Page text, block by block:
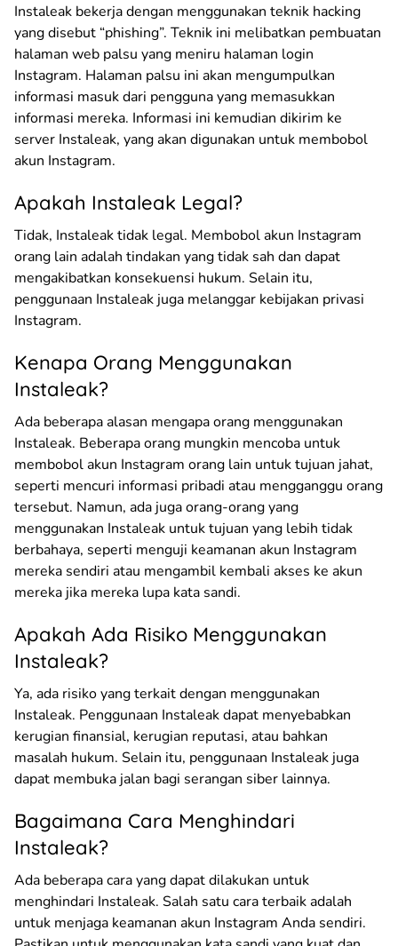
Instaleak bekerja dengan menggunakan teknik hacking
yang disebut “phishing”. Teknik ini melibatkan pembuatan
halaman web palsu yang meniru halaman login
Instagram. Halaman palsu ini akan mengumpulkan
informasi masuk dari pengguna yang memasukkan
informasi mereka. Informasi ini kemudian dikirim ke
server Instaleak, yang akan digunakan untuk membobol
akun Instagram.
Apakah Instaleak Legal?
Tidak, Instaleak tidak legal. Membobol akun Instagram
orang lain adalah tindakan yang tidak sah dan dapat
mengakibatkan konsekuensi hukum. Selain itu,
penggunaan Instaleak juga melanggar kebijakan privasi
Instagram.
Kenapa Orang Menggunakan
Instaleak?
Ada beberapa alasan mengapa orang menggunakan
Instaleak. Beberapa orang mungkin mencoba untuk
membobol akun Instagram orang lain untuk tujuan jahat,
seperti mencuri informasi pribadi atau mengganggu orang
tersebut. Namun, ada juga orang-orang yang
menggunakan Instaleak untuk tujuan yang lebih tidak
berbahaya, seperti menguji keamanan akun Instagram
mereka sendiri atau mengambil kembali akses ke akun
mereka jika mereka lupa kata sandi.
Apakah Ada Risiko Menggunakan
Instaleak?
Ya, ada risiko yang terkait dengan menggunakan
Instaleak. Penggunaan Instaleak dapat menyebabkan
kerugian finansial, kerugian reputasi, atau bahkan
masalah hukum. Selain itu, penggunaan Instaleak juga
dapat membuka jalan bagi serangan siber lainnya.
Bagaimana Cara Menghindari
Instaleak?
Ada beberapa cara yang dapat dilakukan untuk
menghindari Instaleak. Salah satu cara terbaik adalah
untuk menjaga keamanan akun Instagram Anda sendiri.